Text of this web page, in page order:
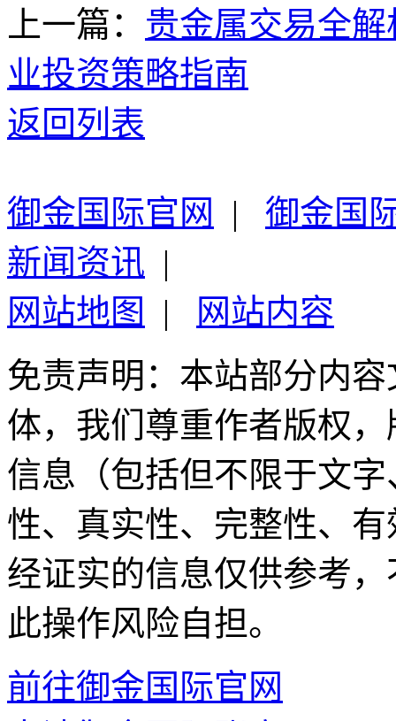
上一篇： 贵金属交易全
业投资策略指南
返回列表
御金国际官网 | 御金国
新闻资讯 |
网站地图
|
网站内容
免责声明：本站部分内
体，我们尊重作者版权
信息（包括但不限于文
性、真实性、完整性、
经证实的信息仅供参考
此操作风险自担。
前往御金国际官网